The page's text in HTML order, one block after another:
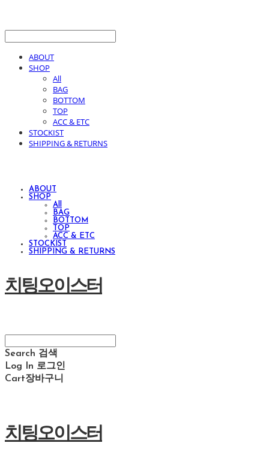
ABOUT
SHOP
All
BAG
BOTTOM
TOP
ACC & ETC
STOCKIST
SHIPPING & RETURNS
ABOUT
SHOP
All
BAG
BOTTOM
TOP
ACC & ETC
STOCKIST
SHIPPING & RETURNS
치팅오이스터
Search 검색
Log In 로그인
Cart장바구니
치팅오이스터